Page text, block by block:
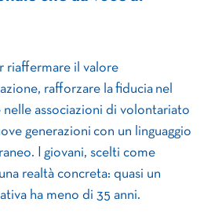
riaffermare il valore
rafforzare la fiducia nel
nelle associazioni di volontariato
generazioni con un linguaggio
I giovani, scelti come
realtà concreta: quasi un
ha meno di 35 anni.